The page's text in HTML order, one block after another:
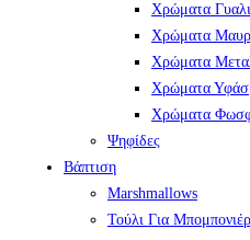
Χρώματα
Χρώματα
Χρώματα
Χρώματα
Χρώματα
Ψηφίδες
Βάπτιση
Marshmallows
Τούλι Για